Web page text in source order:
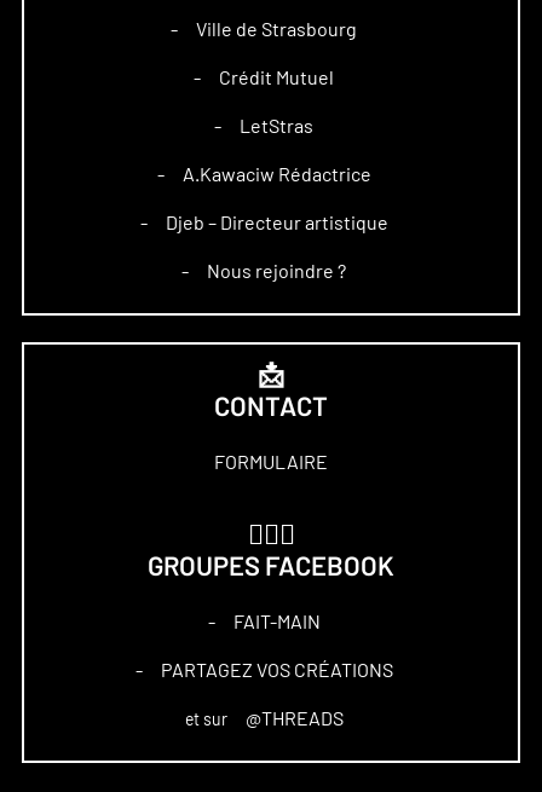
– Ville de Strasbourg
– Crédit Mutuel
– LetStras
– A.Kawaciw Rédactrice
– Djeb – Directeur artistique
– Nous rejoindre ?
📩
CONTACT
FORMULAIRE
🏋🏻‍♀️
GROUPES FACEBOOK
– FAIT-MAIN
– PARTAGEZ VOS CRÉATIONS
et sur @THREADS